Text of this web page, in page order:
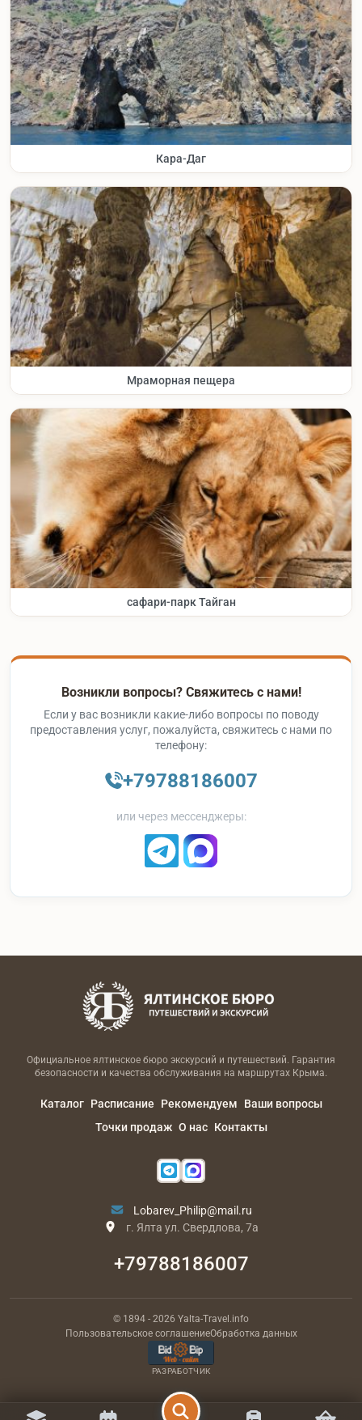
Кара-Даг
Мраморная пещера
сафари-парк Тайган
Возникли вопросы? Свяжитесь с нами!
Если у вас возникли какие-либо вопросы по поводу
предоставления услуг, пожалуйста, свяжитесь с нами по
телефону:
+79788186007
или через мессенджеры:
Официальное ялтинское бюро экскурсий и путешествий. Гарантия
безопасности и качества обслуживания на маршрутах Крыма.
Каталог Расписание Рекомендуем
Ваши вопросы
Точки продаж О нас Контакты
Lobarev_Philip@mail.ru
г. Ялта ул. Свердлова, 7а
+79788186007
© 1894 - 2026 Yalta-Travel.info
Пользовательское соглашениеОбработка данных
РАЗРАБОТЧИК